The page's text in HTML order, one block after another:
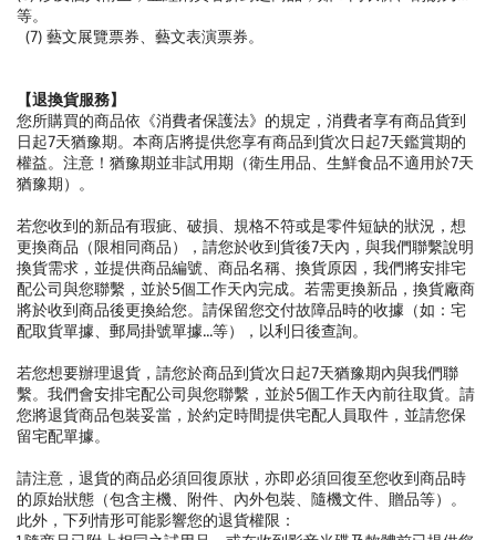
等。
(7) 藝文展覽票券、藝文表演票券。
【退換貨服務】
您所購買的商品依《消費者保護法》的規定，消費者享有商品貨到
日起7天猶豫期。本商店將提供您享有商品到貨次日起7天鑑賞期的
權益。注意！猶豫期並非試用期（衛生用品、生鮮食品不適用於7天
猶豫期）。
若您收到的新品有瑕疵、破損、規格不符或是零件短缺的狀況，想
更換商品（限相同商品），請您於收到貨後7天內，與我們聯繫說明
換貨需求，並提供商品編號、商品名稱、換貨原因，我們將安排宅
配公司與您聯繫，並於5個工作天內完成。若需更換新品，換貨廠商
將於收到商品後更換給您。請保留您交付故障品時的收據（如：宅
配取貨單據、郵局掛號單據...等），以利日後查詢。
若您想要辦理退貨，請您於商品到貨次日起7天猶豫期內與我們聯
繫。我們會安排宅配公司與您聯繫，並於5個工作天內前往取貨。請
您將退貨商品包裝妥當，於約定時間提供宅配人員取件，並請您保
留宅配單據。
請注意，退貨的商品必須回復原狀，亦即必須回復至您收到商品時
的原始狀態（包含主機、附件、內外包裝、隨機文件、贈品等）。
此外，下列情形可能影響您的退貨權限：